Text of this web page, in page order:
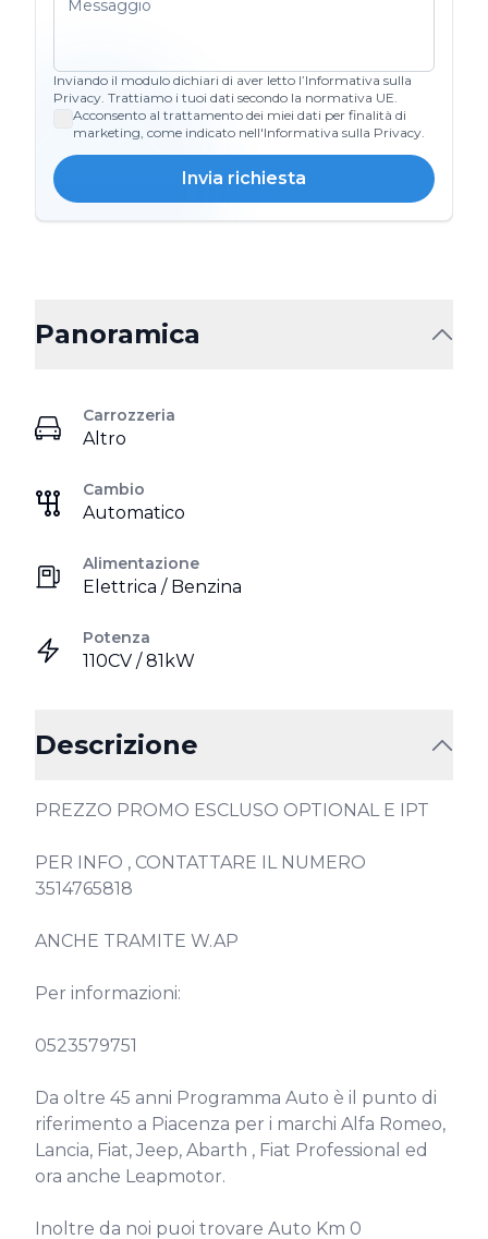
Inviando il modulo dichiari di aver letto l’Informativa sulla
Privacy. Trattiamo i tuoi dati secondo la normativa UE.
Acconsento al trattamento dei miei dati per finalità di
marketing, come indicato nell'Informativa sulla Privacy.
Invia richiesta
Panoramica
Carrozzeria
Altro
Cambio
Automatico
Alimentazione
Elettrica / Benzina
Potenza
110CV / 81kW
Descrizione
PREZZO PROMO ESCLUSO OPTIONAL E IPT
PER INFO , CONTATTARE IL NUMERO
3514765818
ANCHE TRAMITE W.AP
Per informazioni:
0523579751
Da oltre 45 anni Programma Auto è il punto di
riferimento a Piacenza per i marchi Alfa Romeo,
Lancia, Fiat, Jeep, Abarth , Fiat Professional ed
ora anche Leapmotor.
Inoltre da noi puoi trovare Auto Km 0